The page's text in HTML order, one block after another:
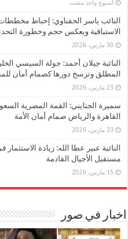
‏أسبوع واحد مضت
النائب ياسر الحفناوي: إحباط
الاستباقية ويعكس حجم وخطورة
30 مارس، 2026
النائبة جيلان أحمد: جولة السيسي
المطلق وترسخ دورها كصمام أمان
23 مارس، 2026
سميرة الجنايني: القمة المصرية
القاهرة والرياض صمام أمان الأمة
23 مارس، 2026
النائبة عبير عطا الله: زيادة
مستقبل الأجيال القادمة
15 مارس، 2026
اخبار في صور